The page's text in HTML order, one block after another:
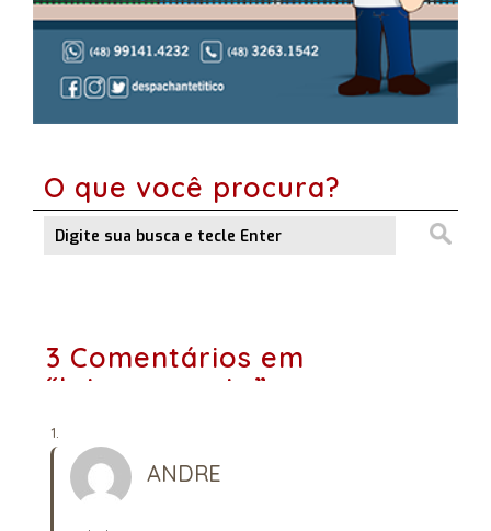
O que você procura?
3 Comentários em
“Internamente”
ANDRE